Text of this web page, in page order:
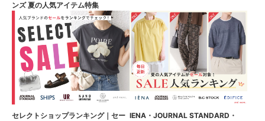
ンズ 夏の人気アイテム特集
セレクトショップランキング｜セー IENA・JOURNAL STANDARD・